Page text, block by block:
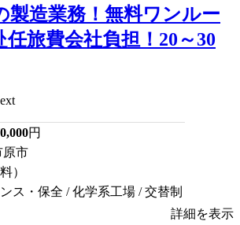
製造業務！無料ワンルー
旅費会社負担！20～30
円
原市
）
ス・保全 / 化学系工場 / 交替制
詳細を表示